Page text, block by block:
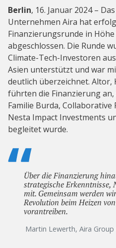
Berlin, 16. Januar 2024 –
Unternehmen Aira hat
Finanzierungsrunde in
abgeschlossen. Die Runde
Climate-Tech-Investoren
Asien unterstützt und war
deutlich überzeichnet. Altor,
führten die Finanzierung
Familie Burda, Collaborative
Nesta Impact Investments
begleitet wurde.
Über die Finanzierung
strategische Erkenntnisse,
mit. Gemeinsam werden
Revolution beim Heizen
vorantreiben.
Martin Lewerth, Aira Group